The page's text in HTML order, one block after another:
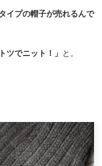
イプの帽子が売れるんで
ツでニット！」 と。